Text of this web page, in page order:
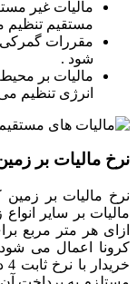
مالیات غیر
مستقیم
مقررات
شود .
مالیات بر
انرژی تنظیم
نرخ مالیات بر
کرونا اعمال می
خریدار با نرخ ثابت 4